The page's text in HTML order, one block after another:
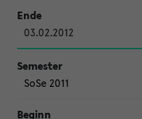
03.02.2012
SoSe 2011